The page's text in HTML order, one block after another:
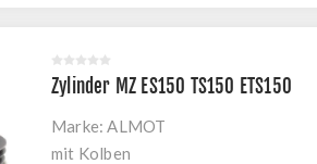
Zylinder MZ ES150 TS150 ETS150
Marke: ALMOT
mit Kolben